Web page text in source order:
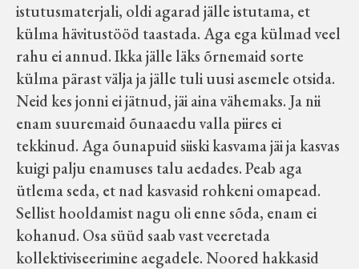
istutusmaterjali, oldi agarad jälle istutama, et
külma hävitustööd taastada. Aga ega külmad veel
rahu ei annud. Ikka jälle läks õrnemaid sorte
külma pärast välja ja jälle tuli uusi asemele otsida.
Neid kes jonni ei jätnud, jäi aina vähemaks. Ja nii
enam suuremaid õunaaedu valla piires ei
tekkinud. Aga õunapuid siiski kasvama jäi ja kasvas
kuigi palju enamuses talu aedades. Peab aga
ütlema seda, et nad kasvasid rohkeni omapead.
Sellist hooldamist nagu oli enne sõda, enam ei
kohanud. Osa süüd saab vast veeretada
kollektiviseerimine aegadele. Noored hakkasid